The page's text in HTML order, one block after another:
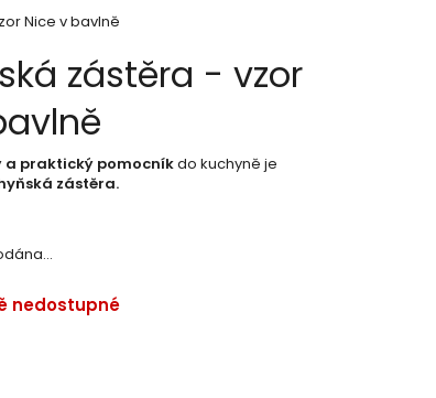
Nice v bavlně
nedostupné
a praktický pomocníkdo kuchyně je
zástěra.
zástěra - vzor